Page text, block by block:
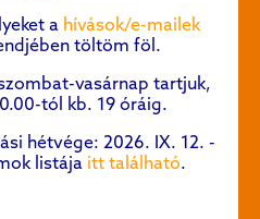
a hívások/e-mailek
töltöm föl.
vasárnap tartjuk,
tól kb. 19 óráig.
hétvége: 2026. IX. 12. -
listája itt található.